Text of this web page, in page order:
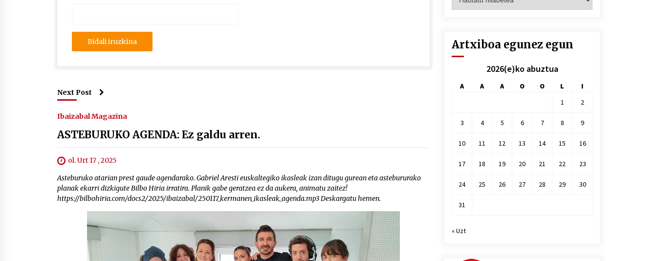
Next Post
Ibaizabal Magazina
ASTEBURUKO AGENDA: Ez galdu arren.
ol. Urt 17 , 2025
Asteburuko atarian prest gaude agendarako. Gabriel Aresti euskaltegiko ikasleak izan ditugu gurean eta astebururako
planak ekarri dizkigute Bilbo Hiria irratira. Planik gabe geratzea ez da aukera, animatu zaitez!
https://bilbohiria.com/docs2/2025/ibaizabal/250117_kermanen_ikasleak_agenda.mp3 Deskargatu hemen.
hilez
Artxiboa egunez egun
2026(e)ko abuztua
A A A O O L
I
1
2
3 4 5 6 7 8 9
10 11 12 13 14 15 16
17 18 19 20 21 22 23
24 25 26 27 28 29 30
31
« Uzt